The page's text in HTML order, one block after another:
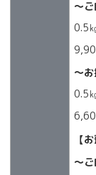
～
0.5
～
0.5
【
～